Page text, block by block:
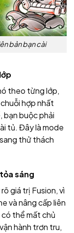
bản bạn cài
theo từng lớp,
hợp nhất
bạn buộc phải
tủ. Đây là mode
thử thách
sáng
giá trị Fusion, vì
và nâng cấp liên
thể mất chủ
hành trơn tru,